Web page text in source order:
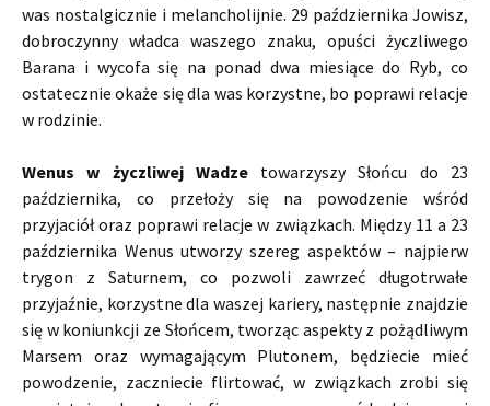
was nostalgicznie i melancholijnie. 29 października Jowisz,
dobroczynny władca waszego znaku, opuści życzliwego
Barana i wycofa się na ponad dwa miesiące do Ryb, co
ostatecznie okaże się dla was korzystne, bo poprawi relacje
w rodzinie.
Wenus w życzliwej Wadzetowarzyszy Słońcu do 23
października, co przełoży się na powodzenie wśród
przyjaciół oraz poprawi relacje w związkach. Między 11 a 23
października Wenus utworzy szereg aspektów – najpierw
trygon z Saturnem, co pozwoli zawrzeć długotrwałe
przyjaźnie, korzystne dla waszej kariery, następnie znajdzie
się w koniunkcji ze Słońcem, tworząc aspekty z pożądliwym
Marsem oraz wymagającym Plutonem, będziecie mieć
powodzenie, zaczniecie flirtować, w związkach zrobi się